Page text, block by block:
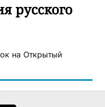
русского
на Открытый